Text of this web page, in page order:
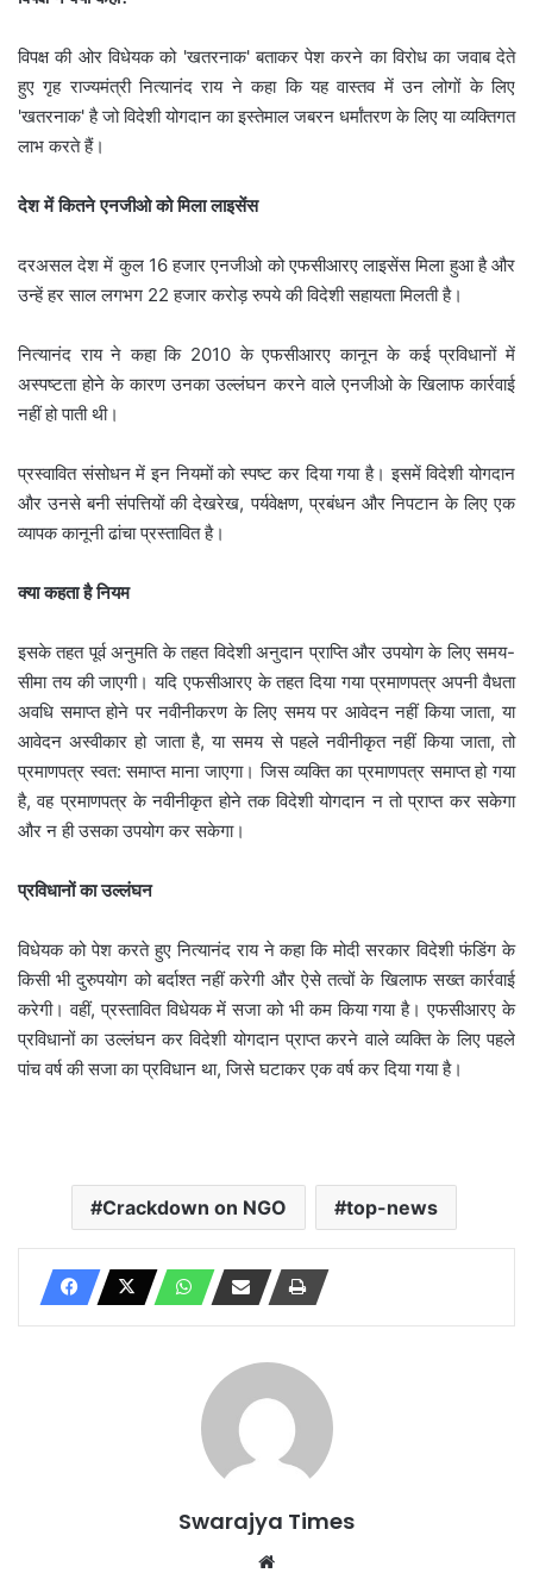
विपक्ष की ओर विधेयक को 'खतरनाक' बताकर पेश करने का विरोध का जवाब देते
हुए गृह राज्यमंत्री नित्यानंद राय ने कहा कि यह वास्तव में उन लोगों के लिए
'खतरनाक' है जो विदेशी योगदान का इस्तेमाल जबरन धर्मांतरण के लिए या व्यक्तिगत
लाभ करते हैं।
देश में कितने एनजीओ को मिला लाइसेंस
दरअसल देश में कुल 16 हजार एनजीओ को एफसीआरए लाइसेंस मिला हुआ है और
उन्हें हर साल लगभग 22 हजार करोड़ रुपये की विदेशी सहायता मिलती है।
नित्यानंद राय ने कहा कि 2010 के एफसीआरए कानून के कई प्रविधानों में
अस्पष्टता होने के कारण उनका उल्लंघन करने वाले एनजीओ के खिलाफ कार्रवाई
नहीं हो पाती थी।
प्रस्वावित संसोधन में इन नियमों को स्पष्ट कर दिया गया है। इसमें विदेशी योगदान
और उनसे बनी संपत्तियों की देखरेख, पर्यवेक्षण, प्रबंधन और निपटान के लिए एक
व्यापक कानूनी ढांचा प्रस्तावित है।
क्या कहता है नियम
इसके तहत पूर्व अनुमति के तहत विदेशी अनुदान प्राप्ति और उपयोग के लिए समय-
सीमा तय की जाएगी। यदि एफसीआरए के तहत दिया गया प्रमाणपत्र अपनी वैधता
अवधि समाप्त होने पर नवीनीकरण के लिए समय पर आवेदन नहीं किया जाता, या
आवेदन अस्वीकार हो जाता है, या समय से पहले नवीनीकृत नहीं किया जाता, तो
प्रमाणपत्र स्वत: समाप्त माना जाएगा। जिस व्यक्ति का प्रमाणपत्र समाप्त हो गया
है, वह प्रमाणपत्र के नवीनीकृत होने तक विदेशी योगदान न तो प्राप्त कर सकेगा
और न ही उसका उपयोग कर सकेगा।
प्रविधानों का उल्लंघन
विधेयक को पेश करते हुए नित्यानंद राय ने कहा कि मोदी सरकार विदेशी फंडिंग के
किसी भी दुरुपयोग को बर्दाश्त नहीं करेगी और ऐसे तत्वों के खिलाफ सख्त कार्रवाई
करेगी। वहीं, प्रस्तावित विधेयक में सजा को भी कम किया गया है। एफसीआरए के
प्रविधानों का उल्लंघन कर विदेशी योगदान प्राप्त करने वाले व्यक्ति के लिए पहले
पांच वर्ष की सजा का प्रविधान था, जिसे घटाकर एक वर्ष कर दिया गया है।
Crackdown on NGO top-news
Swarajya Times